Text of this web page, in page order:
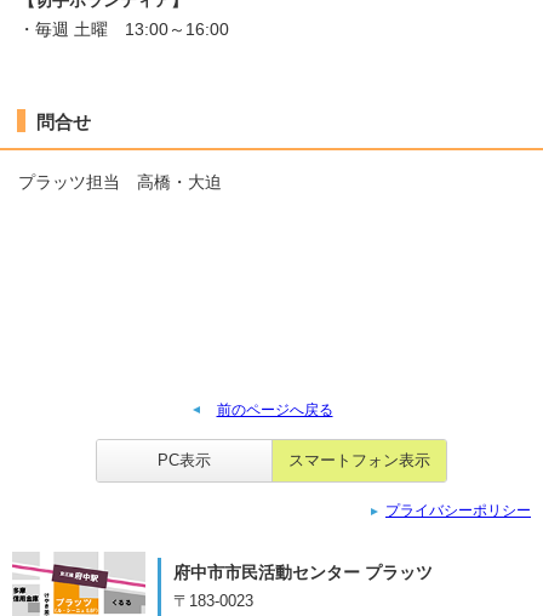
・毎週 土曜 13:00～16:00
問合せ
プラッツ担当 高橋・大迫
前のページへ戻る
PC表示 スマートフォン表示
プライバシーポリシー
府中市市民活動センター プラッツ
〒183-0023